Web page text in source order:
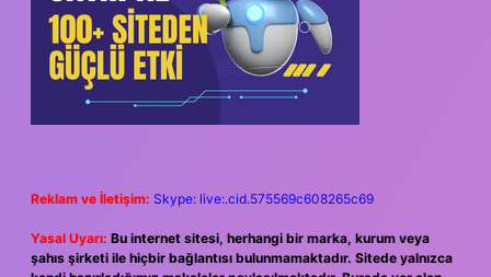
Reklam ve İletişim: Skype: live:.cid.575569c608265c69
Yasal Uyarı: Bu internet sitesi, herhangi bir marka, kurum veya
şahıs şirketi ile hiçbir bağlantısı bulunmamaktadır. Sitede yalnızca